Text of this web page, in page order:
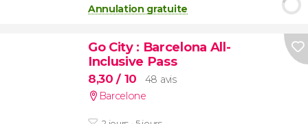
Annulation gratuite
Go City : Barcelona All-
Inclusive Pass
8,30/ 10
48 avis
Barcelone